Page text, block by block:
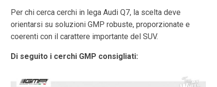
Per chi cerca cerchi in lega Audi Q7, la scelta deve
orientarsi su soluzioni GMP robuste, proporzionate e
coerenti con il carattere importante del SUV.
Di seguito i cerchi GMP consigliati: